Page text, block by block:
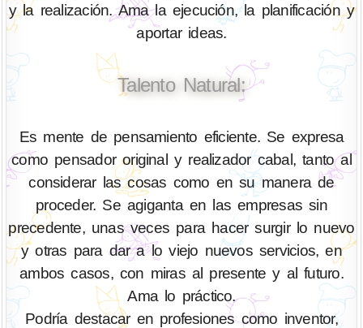
y la realización. Ama la ejecución, la planificación y
aportar ideas.
Talento Natural:
Es mente de pensamiento eficiente. Se expresa
como pensador original y realizador cabal, tanto al
considerar las cosas como en su manera de
proceder. Se agiganta en las empresas sin
precedente, unas veces para hacer surgir lo nuevo
y otras para dar a lo viejo nuevos servicios, en
ambos casos, con miras al presente y al futuro.
Ama lo práctico.
Podría destacar en profesiones como inventor,